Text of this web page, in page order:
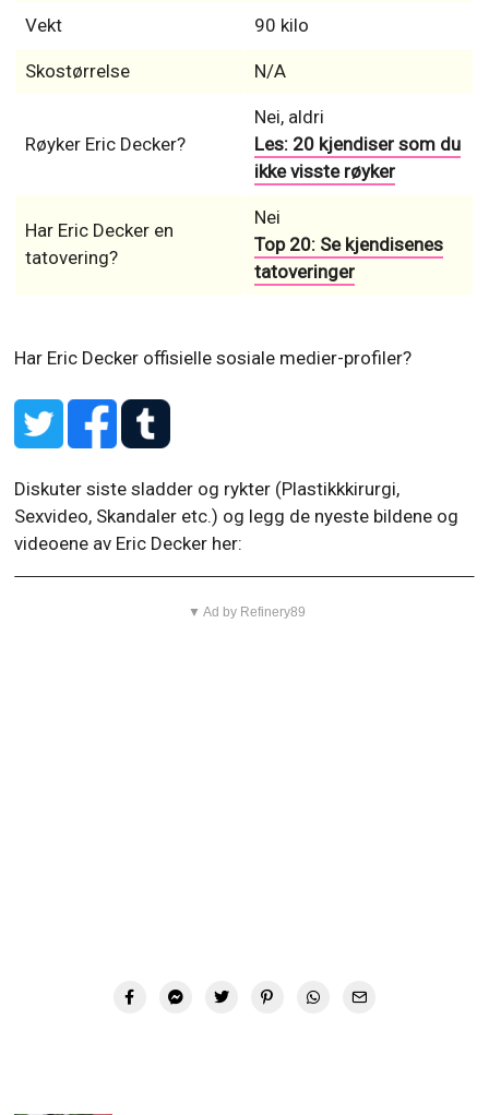
Vekt 90 kilo
Skostørrelse N/A
Røyker Eric Decker?
Nei, aldri
Les: 20 kjendiser som du
ikke visste røyker
Har Eric Decker en
tatovering?
Nei
Top 20: Se kjendisenes
tatoveringer
Har Eric Decker offisielle sosiale medier-profiler?
Diskuter siste sladder og rykter (Plastikkkirurgi,
Sexvideo, Skandaler etc.) og legg de nyeste bildene og
videoene av Eric Decker her:
▼ Ad by Refinery89